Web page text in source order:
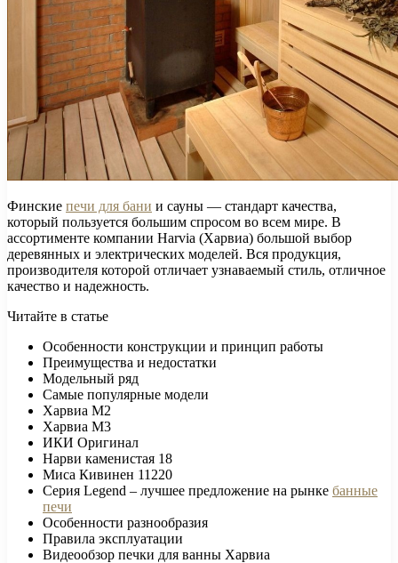
Финские печи для бани и сауны — стандарт качества,
который пользуется большим спросом во всем мире. В
ассортименте компании Harvia (Харвиа) большой выбор
деревянных и электрических моделей. Вся продукция,
производителя которой отличает узнаваемый стиль, отличное
качество и надежность.
Читайте в статье
Особенности конструкции и принцип работы
Преимущества и недостатки
Модельный ряд
Самые популярные модели
Харвиа М2
Харвиа М3
ИКИ Оригинал
Нарви каменистая 18
Миса Кивинен 11220
Серия Legend – лучшее предложение на рынке банные
печи
Особенности разнообразия
Правила эксплуатации
Видеообзор печки для ванны Харвиа